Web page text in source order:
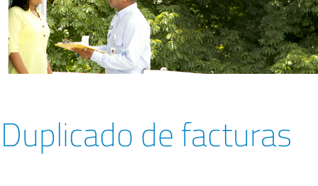
Duplicado de facturas